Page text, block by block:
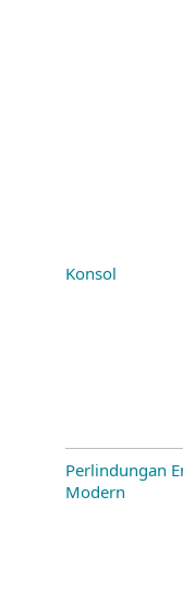
Konsol
Perlindungan
Modern